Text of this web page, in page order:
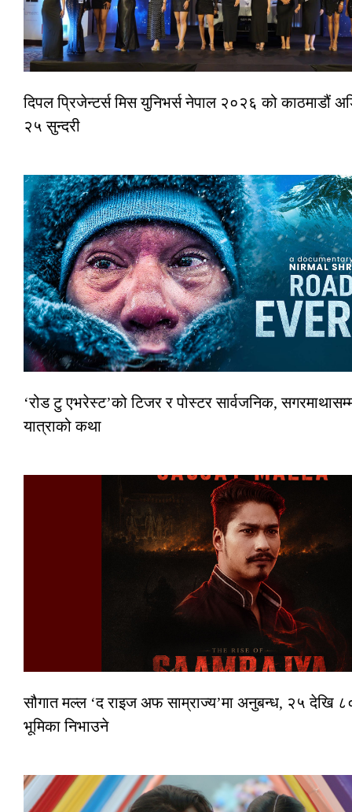
दिपल प्रिजेन्टर्स मिस युनिभर्स नेपाल २०२६ को काठमाडौं
२५ सुन्दरी
‘रोड टु एभरेस्ट’को टिजर र पोस्टर सार्वजनिक,
यात्राको कथा
सौगात मल्ल ‘द राइज अफ साम्राज्य’मा अनुबन्ध, २५ देखि
भूमिका निभाउने